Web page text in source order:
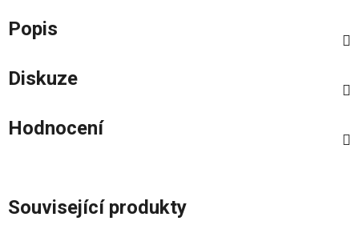
Popis
Diskuze
Hodnocení
Související produkty